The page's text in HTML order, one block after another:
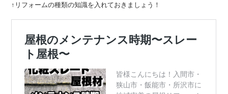
↑リフォームの種類の知識を入れておきましょう！